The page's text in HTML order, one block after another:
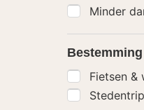
Minder
Fietsen &
Stedentrip